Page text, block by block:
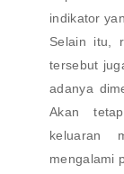
indikator
Selain itu,
tersebut
adanya
Akan
keluaran
mengalami